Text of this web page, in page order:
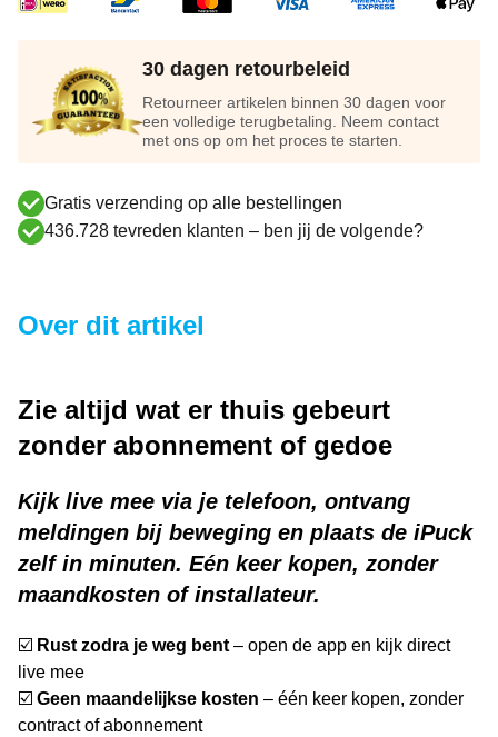
30 dagen retourbeleid
Retourneer artikelen binnen 30 dagen voor
een volledige terugbetaling. Neem contact
met ons op om het proces te starten.
Gratis verzending op alle bestellingen
436.728 tevreden klanten – ben jij de volgende?
Over dit artikel
Zie altijd wat er thuis gebeurt
zonder abonnement of gedoe
Kijk live mee via je telefoon, ontvang
meldingen bij beweging en plaats de iPuck
zelf in minuten. Eén keer kopen, zonder
maandkosten of installateur.
☑️ Rust zodra je weg bent – open de app en kijk direct
live mee
☑️ Geen maandelijkse kosten – één keer kopen, zonder
contract of abonnement